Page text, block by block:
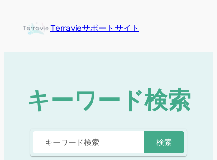
Terravieサポートサイト
キーワード検索
検索